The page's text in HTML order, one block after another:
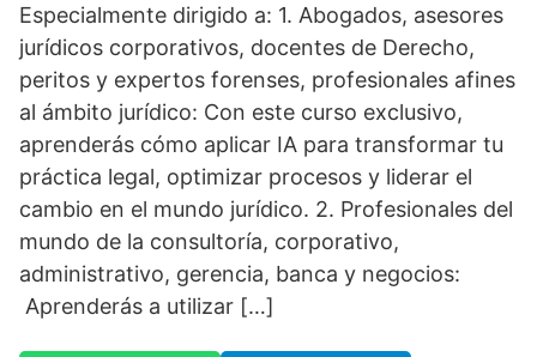
Especialmente dirigido a: 1. Abogados, asesores
jurídicos corporativos, docentes de Derecho,
peritos y expertos forenses, profesionales afines
al ámbito jurídico: Con este curso exclusivo,
aprenderás cómo aplicar IA para transformar tu
práctica legal, optimizar procesos y liderar el
cambio en el mundo jurídico. 2. Profesionales del
mundo de la consultoría, corporativo,
administrativo, gerencia, banca y negocios:
Aprenderás a utilizar […]